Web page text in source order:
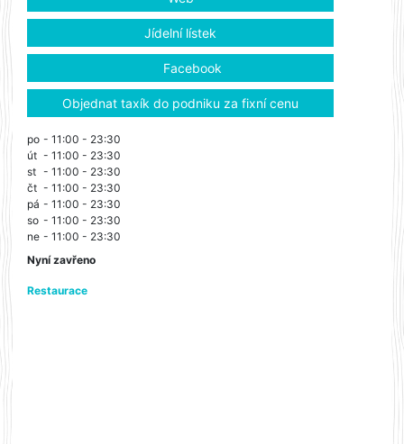
Jídelní lístek
Facebook
Objednat taxík do podniku za fixní cenu
po - 11:00 - 23:30
út - 11:00 - 23:30
st - 11:00 - 23:30
čt - 11:00 - 23:30
pá - 11:00 - 23:30
so - 11:00 - 23:30
ne - 11:00 - 23:30
Nyní zavřeno
Restaurace